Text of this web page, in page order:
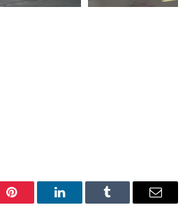
Pinterest LinkedInTumblr Email